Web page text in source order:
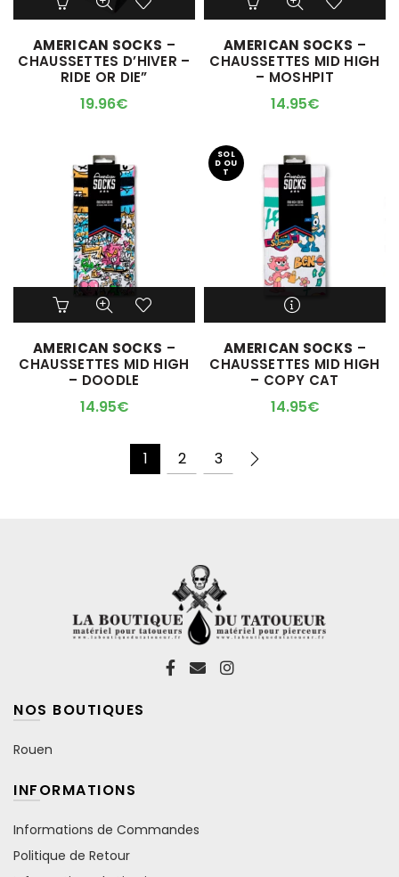
produit
plusieurs
variations.
Les
options
choisies
sur
la
page
du
produit
AMERICAN SOCKS –
CHAUSSETTES D’HIVER –
RIDE OR DIE”
19.96€
produit
plusieurs
variations.
Les
options
choisies
sur
la
page
du
produit
AMERICAN SOCKS –
CHAUSSETTES MID HIGH
– MOSHPIT
14.95€
Ce
produit
plusieurs
variations.
Les
options
AMERICAN SOCKS –
CHAUSSETTES MID HIGH
– DOODLE
14.95€
SOL
D OU
T
plusieurs
variations.
Les
options
M'ALERTER QUAND
L'ARTICLE SERA DISPO !
AMERICAN SOCKS –
CHAUSSETTES MID HIGH
– COPY CAT
14.95€
1 2 3
NOS BOUTIQUES
Rouen
INFORMATIONS
Informations de Commandes
Politique de Retour